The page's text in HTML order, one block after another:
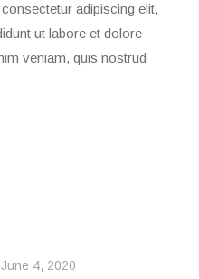
adipiscing elit,
ut labore et dolore
veniam, quis nostrud
June 4, 2020